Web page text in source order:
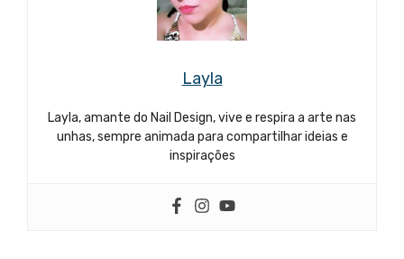
Layla
Layla, amante do Nail Design, vive e respira a arte nas
unhas, sempre animada para compartilhar ideias e
inspirações